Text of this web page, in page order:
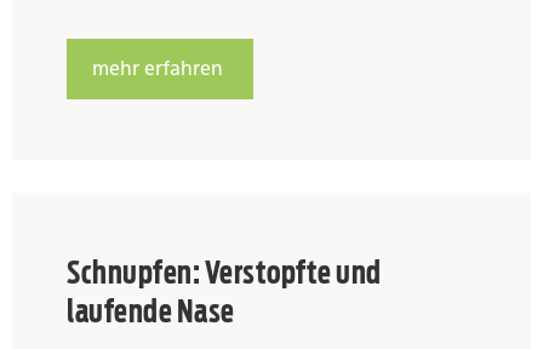
mehr erfahren
Schnupfen: Verstopfte und
laufende Nase